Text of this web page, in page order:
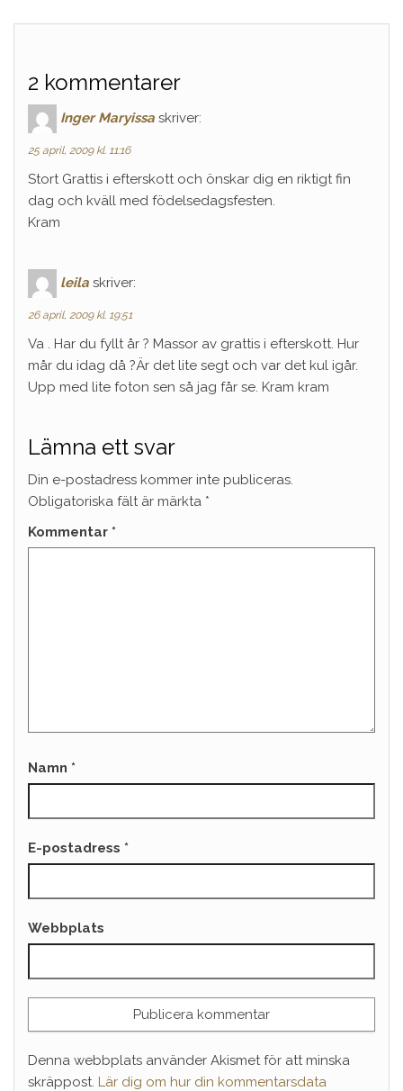
2 kommentarer
Inger Maryissa skriver:
25 april, 2009 kl. 11:16
Stort Grattis i efterskott och önskar dig en riktigt fin
dag och kväll med födelsedagsfesten.
Kram
leila skriver:
26 april, 2009 kl. 19:51
Va . Har du fyllt år ? Massor av grattis i efterskott. Hur
mår du idag då ?Är det lite segt och var det kul igår.
Upp med lite foton sen så jag får se. Kram kram
Lämna ett svar
Din e-postadress kommer inte publiceras.
Obligatoriska fält är märkta *
Kommentar *
Namn *
E-postadress *
Webbplats
Denna webbplats använder Akismet för att minska
skräppost. Lär dig om hur din kommentarsdata